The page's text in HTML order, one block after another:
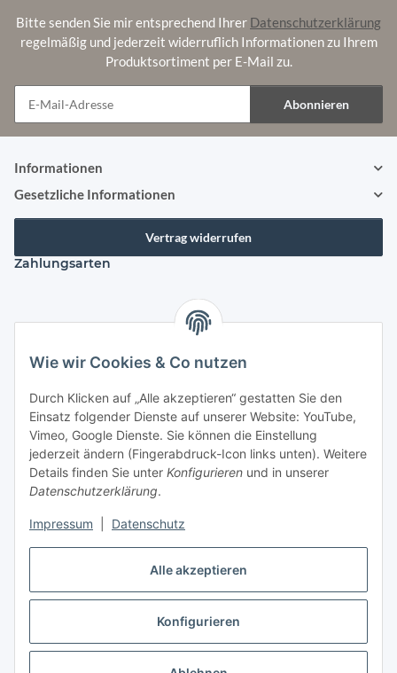
Alle akzeptieren
Konfigurieren
Wie wir Cookies & Co nutzen
Durch Klicken auf „Alle akzeptieren“ gestatten Sie den
Einsatz folgender Dienste auf unserer Website: YouTube,
Vimeo, Google Dienste. Sie können die Einstellung
jederzeit ändern (Fingerabdruck-Icon links unten). Weitere
Details finden Sie unter Konfigurieren und in unserer
Datenschutzerklärung.
Impressum Datenschutz
Bitte senden Sie mir entsprechend Ihrer Datenschutzerklärung
regelmäßig und jederzeit widerruflich Informationen zu Ihrem
Produktsortiment per E-Mail zu.
Abonnieren
Informationen
Gesetzliche Informationen
Vertrag widerrufen
Zahlungsarten
Versandarten
Kontakt
Mayaadi Home
Max-Planck-Str. 34
61184 Karben
Deutschland
Telefon: +49-6039-938080
info@mayaadi-home.de
* Alle Preise inkl. gesetzlicher USt., zzgl.Versand